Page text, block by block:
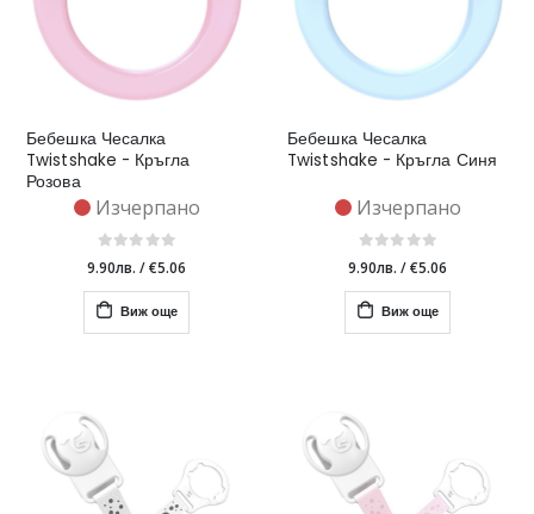
Бебешка Чесалка
Twistshake - Кръгла
Розова
Изчерпано
9.90лв. /€5.06
Виж още
Бебешка Чесалка
Twistshake - Кръгла Синя
Изчерпано
9.90лв. /€5.06
Виж още